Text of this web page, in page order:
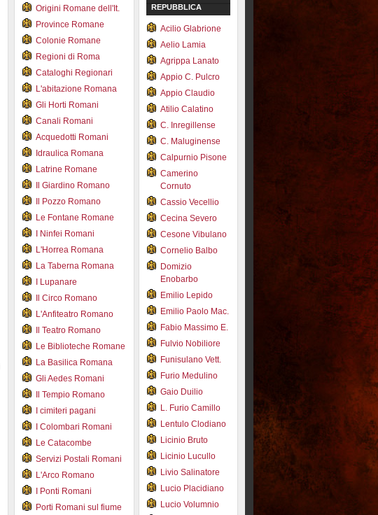
Origini Romane dell'It.
Province Romane
Colonie Romane
Regioni di Roma
Cataloghi Regionari
L'abitazione Romana
Gli Horti Romani
Canali Romani
Acquedotti Romani
Idraulica Romana
Latrine Romane
Il Giardino Romano
Il Pozzo Romano
Le Fontane Romane
I Ninfei Romani
L'Horrea Romana
La Taberna Romana
I Lupanare
Il Circo Romano
L'Anfiteatro Romano
Il Teatro Romano
Le Biblioteche Romane
La Basilica Romana
Gli Aedes Romani
Il Tempio Romano
I cimiteri pagani
I Colombari Romani
Le Catacombe
Servizi Postali Romani
L'Arco Romano
I Ponti Romani
Porti Romani sul fiume
REPUBBLICA
Acilio Glabrione
Aelio Lamia
Agrippa Lanato
Appio C. Pulcro
Appio Claudio
Atilio Calatino
C. Inregillense
C. Maluginense
Calpurnio Pisone
Camerino
Cornuto
Cassio Vecellio
Cecina Severo
Cesone Vibulano
Cornelio Balbo
Domizio
Enobarbo
Emilio Lepido
Emilio Paolo Mac.
Fabio Massimo E.
Fulvio Nobiliore
Funisulano Vett.
Furio Medulino
Gaio Duilio
L. Furio Camillo
Lentulo Clodiano
Licinio Bruto
Licinio Lucullo
Livio Salinatore
Lucio Placidiano
Lucio Volumnio